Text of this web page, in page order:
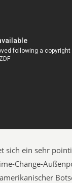
sich ein sehr
Change-